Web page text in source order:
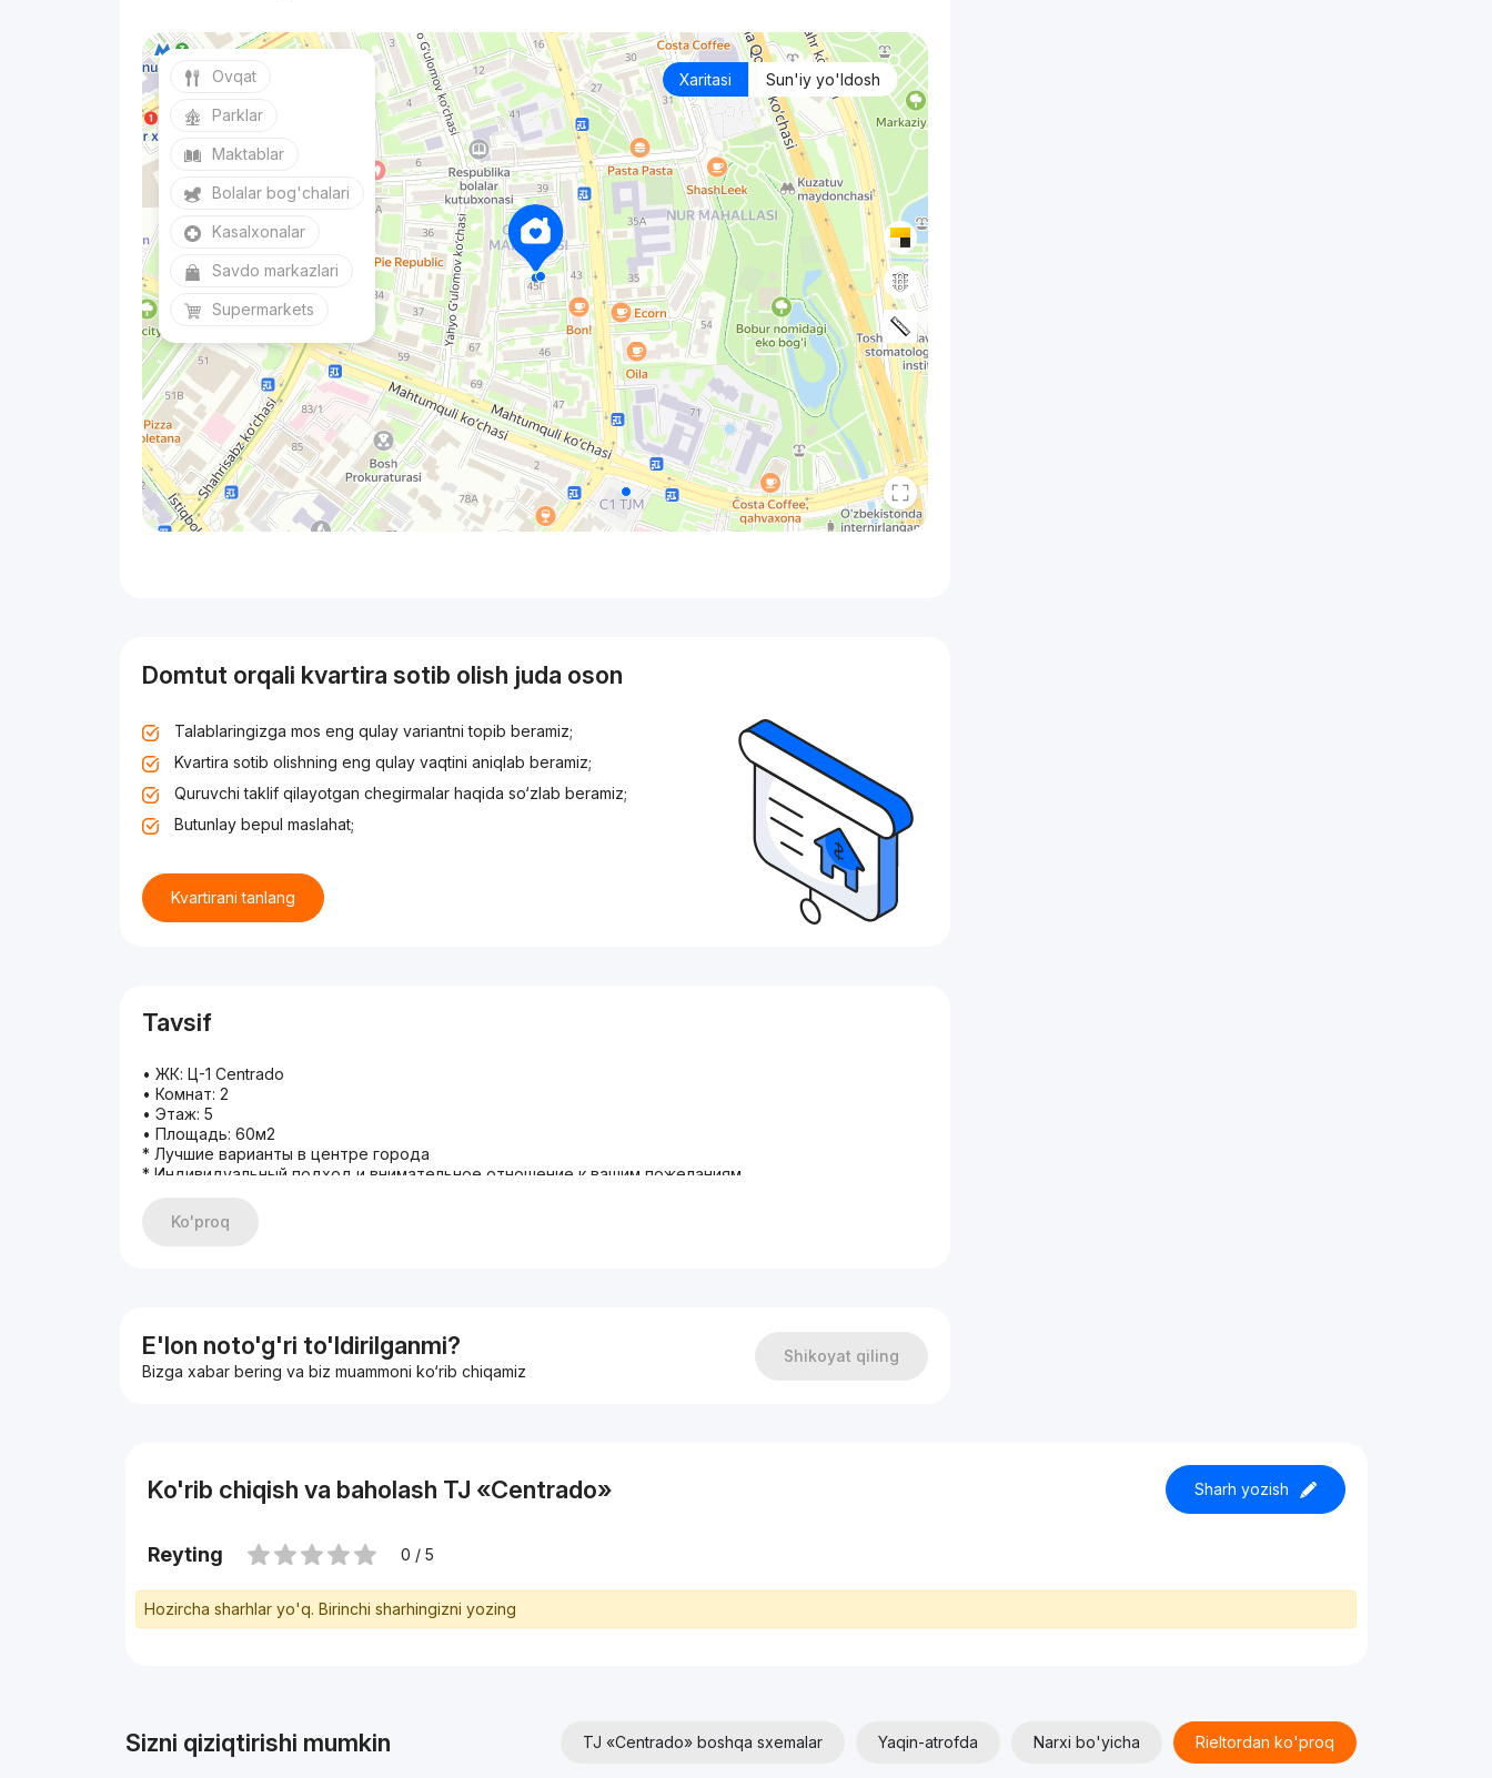
Xaritasi Sun'iy yo'ldosh
Ovqat
Parklar
Maktablar
Bolalar bog'chalari
Kasalxonalar
Savdo markazlari
Supermarkets
Domtut orqali kvartira sotib olish juda oson
Talablaringizga mos eng qulay variantni topib beramiz;
Kvartira sotib olishning eng qulay vaqtini aniqlab beramiz;
Quruvchi taklif qilayotgan chegirmalar haqida so‘zlab beramiz;
Butunlay bepul maslahat;
Kvartirani tanlang
Tavsif
• ЖК: Ц-1 Centrado
• Комнат: 2
• Этаж: 5
• Площадь: 60м2
* Лучшие варианты в центре города
* Индивидуальный подход и внимательное отношение к вашим пожеланиям
* Большой выбор квартир — найдём то, что нужно именно вам
* Довольные клиенты — наша лучшая реклама
Ko'proq
E'lon noto'g'ri to'ldirilganmi?
Bizga xabar bering va biz muammoni ko‘rib chiqamiz
Shikoyat qiling
Ko'rib chiqish va baholash TJ «Centrado» Sharh yozish
Reyting 0 / 5
Hozircha sharhlar yo'q. Birinchi sharhingizni yozing
Sizni qiziqtirishi mumkin TJ «Centrado» boshqa sxemalar Yaqin-atrofda Narxi bo'yicha Rieltordan ko'proq